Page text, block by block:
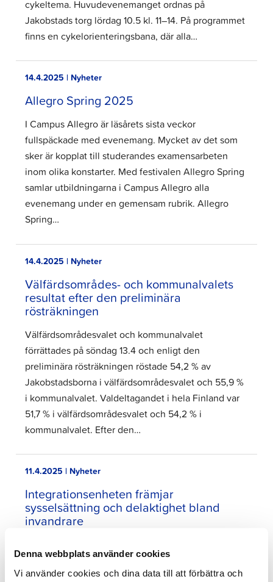
Denna webbplats använder cookies
Vi använder cookies och dina data till att förbättra och
cykeltema. Huvudevenemanget ordnas på
Jakobstads torg lördag 10.5 kl. 11–14. På programmet
finns en cykelorienteringsbana, där alla…
14.4.2025 | Nyheter
Allegro Spring 2025
I Campus Allegro är läsårets sista veckor
fullspäckade med evenemang. Mycket av det som
sker är kopplat till studerandes examensarbeten
inom olika konstarter. Med festivalen Allegro Spring
samlar utbildningarna i Campus Allegro alla
evenemang under en gemensam rubrik. Allegro
Spring…
14.4.2025 | Nyheter
Välfärdsområdes- och kommunalvalets
resultat efter den preliminära
rösträkningen
Välfärdsområdesvalet och kommunalvalet
förrättades på söndag 13.4 och enligt den
preliminära rösträkningen röstade 54,2 % av
Jakobstadsborna i välfärdsområdesvalet och 55,9 %
i kommunalvalet. Valdeltagandet i hela Finland var
51,7 % i välfärdsområdesvalet och 54,2 % i
kommunalvalet. Efter den…
11.4.2025 | Nyheter
Integrationsenheten främjar
sysselsättning och delaktighet bland
invandrare
helhetsinriktat med regionens invandrarfrågor. År
2024 inledde integrationsenheten